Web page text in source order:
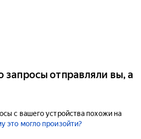
запросы отправляли вы, а
с вашего устройства похожи на
это могло произойти?